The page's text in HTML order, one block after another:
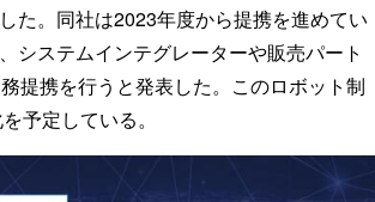
た。同社は2023年度から提携を進めてい
システムインテグレーターや販売パート
提携を行うと発表した。このロボット制
予定している。